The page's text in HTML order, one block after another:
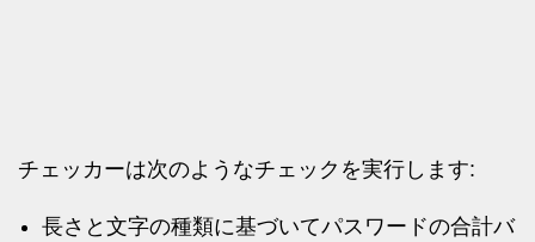
チェッカーは次のようなチェックを実行します:
長さと文字の種類に基づいてパスワードの合計バ